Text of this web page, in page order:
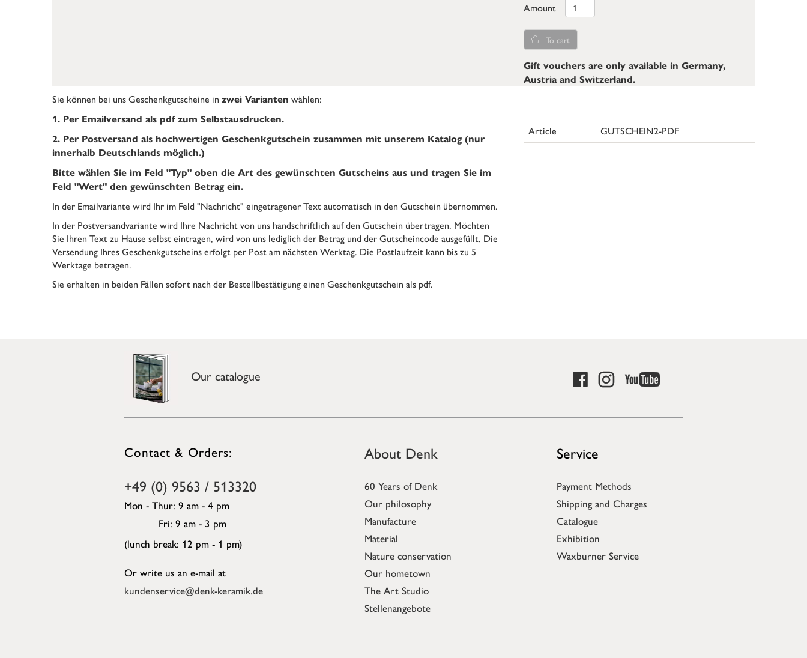
Amount
To cart
Gift vouchers are only available in Germany,
Austria and Switzerland.
Sie können bei uns Geschenkgutscheine in zwei Varianten wählen:
1. Per Emailversand als pdf zum Selbstausdrucken.
2. Per Postversand als hochwertigen Geschenkgutschein zusammen mit unserem Katalog (nur
innerhalb Deutschlands möglich.)
Bitte wählen Sie im Feld "Typ" oben die Art des gewünschten Gutscheins aus und tragen Sie im
Feld "Wert" den gewünschten Betrag ein.
In der Emailvariante wird Ihr im Feld "Nachricht" eingetragener Text automatisch in den Gutschein übernommen.
In der Postversandvariante wird Ihre Nachricht von uns handschriftlich auf den Gutschein übertragen. Möchten
Sie Ihren Text zu Hause selbst eintragen, wird von uns lediglich der Betrag und der Gutscheincode ausgefüllt. Die
Versendung Ihres Geschenkgutscheins erfolgt per Post am nächsten Werktag. Die Postlaufzeit kann bis zu 5
Werktage betragen.
Sie erhalten in beiden Fällen sofort nach der Bestellbestätigung einen Geschenkgutschein als pdf.
Article GUTSCHEIN2-PDF
Our catalogue
Contact & Orders:
+49 (0) 9563 / 513320
Mon - Thur: 9 am - 4 pm
Fri: 9 am - 3 pm
(lunch break: 12 pm - 1 pm)
Or write us an e-mail at
kundenservice@denk-keramik.de
About Denk
60 Years of Denk
Our philosophy
Manufacture
Material
Nature conservation
Our hometown
The Art Studio
Stellenangebote
Service
Payment Methods
Shipping and Charges
Catalogue
Exhibition
Waxburner Service